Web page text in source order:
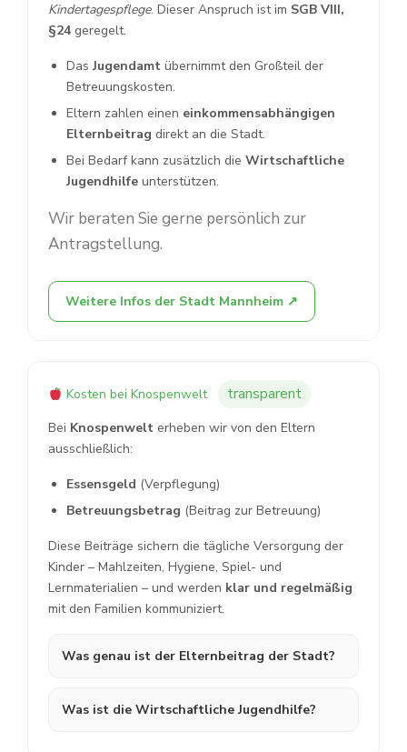
Kindertagespflege. Dieser Anspruch ist im SGB VIII,
§24 geregelt.
DasJugendamt übernimmt den Großteil der
Betreuungskosten.
Eltern zahlen einen einkommensabhängigen
Elternbeitrag direkt an die Stadt.
Bei Bedarf kann zusätzlich die Wirtschaftliche
Jugendhilfe unterstützen.
Wir beraten Sie gerne persönlich zur
Antragstellung.
Weitere Infos der Stadt Mannheim ↗
Kosten bei Knospenwelt transparent
Bei Knospenwelt erheben wir von den Eltern
ausschließlich:
Essensgeld (Verpflegung)
Betreuungsbetrag (Beitrag zur Betreuung)
Diese Beiträge sichern die tägliche Versorgung der
Kinder – Mahlzeiten, Hygiene, Spiel- und
Lernmaterialien – und werden klar und regelmäßig
mit den Familien kommuniziert.
Was genau ist der Elternbeitrag der Stadt?
Was ist die Wirtschaftliche Jugendhilfe?